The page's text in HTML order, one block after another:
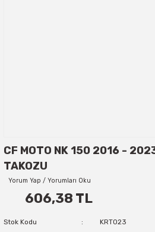
CF MOTO NK 150 2016 -
TAKOZU
Yorum Yap / Yorumları Oku
606,38 TL
Stok Kodu
KRT023